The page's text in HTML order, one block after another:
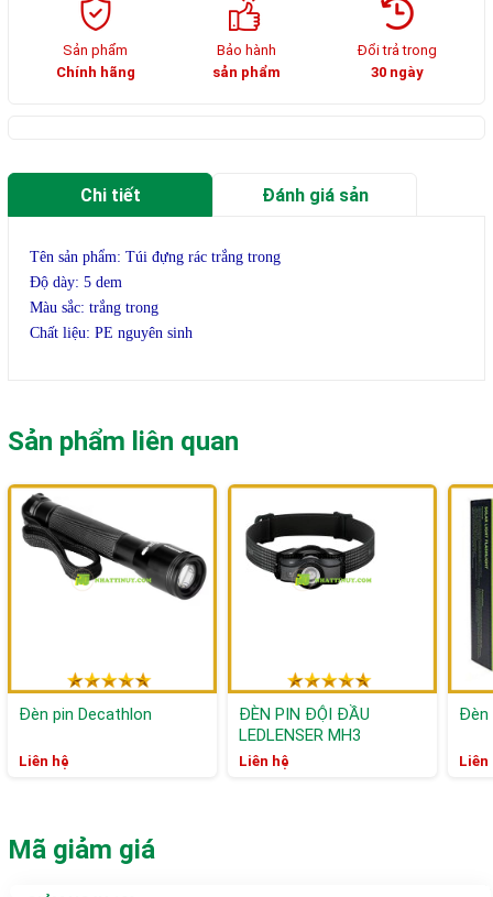
Sản phẩm
Chính hãng
Bảo hành
sản phẩm
Đổi trả trong
30 ngày
Chi tiết Đánh giá sản
Tên sản phẩm: Túi đựng rác trắng trong
Độ dày: 5 dem
Màu sắc: trắng trong
Chất liệu: PE nguyên sinh
Sản phẩm liên quan
Đèn pin Decathlon
Liên hệ
ĐÈN PIN ĐỘI ĐẦU
LEDLENSER MH3
Liên hệ
Đèn
Liên
Mã giảm giá